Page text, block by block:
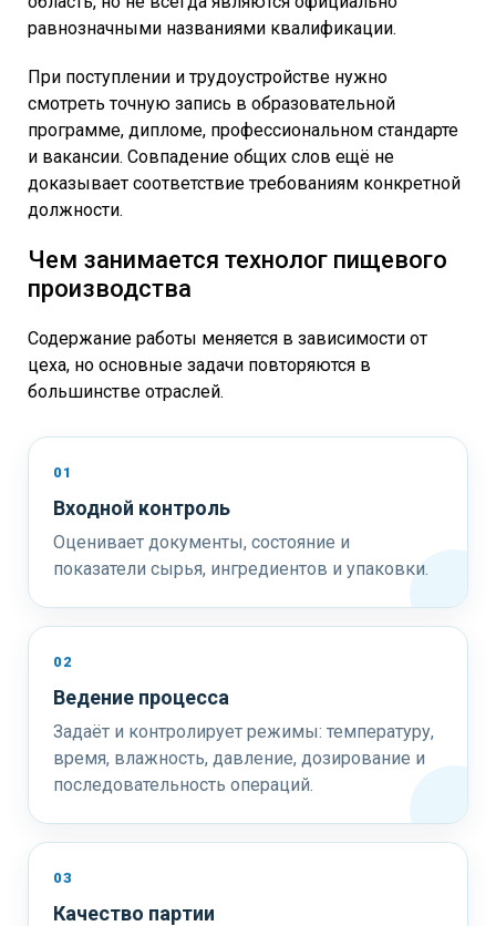
равнозначными названиями квалификации.
При поступлении и трудоустройстве нужно
смотреть точную запись в образовательной
программе, дипломе, профессиональном стандарте
и вакансии. Совпадение общих слов ещё не
доказывает соответствие требованиям конкретной
должности.
Чем занимается технолог пищевого
производства
Содержание работы меняется в зависимости от
цеха, но основные задачи повторяются в
большинстве отраслей.
01
Входной контроль
Оценивает документы, состояние и
показатели сырья, ингредиентов и упаковки.
02
Ведение процесса
Задаёт и контролирует режимы: температуру,
время, влажность, давление, дозирование и
последовательность операций.
03
Качество партии